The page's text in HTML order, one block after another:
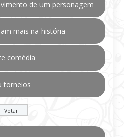
de um personagem
mais na história
comédia
torneios